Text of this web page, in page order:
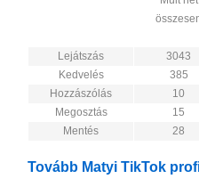
Lejátszás
3043
Kedvelés
385
Hozzászólás
10
Megosztás
15
Mentés
28
Tovább Matyi TikTok